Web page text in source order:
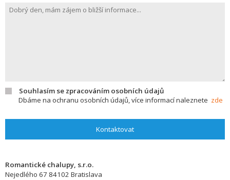
Souhlasím se zpracováním osobních údajů
Dbáme na ochranu osobních údajů, více informací naleznete zde
Kontaktovat
Romantické chalupy, s.r.o.
Nejedlého 67 84102 Bratislava